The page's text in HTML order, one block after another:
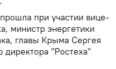
при участии вице-
министр энергетики
главы Крыма Сергея
директора "Ростеха"